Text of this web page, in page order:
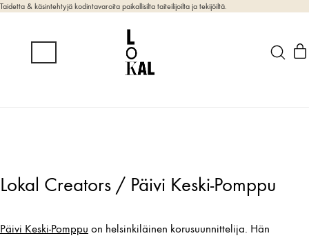
Taidetta & käsintehtyjä kodintavaroita paikallisilta taiteilijoilta ja tekijöiltä.
Lokal Creators / Päivi Keski-Pomppu
Päivi Keski-Pomppu on helsinkiläinen korusuunnittelija. Hän